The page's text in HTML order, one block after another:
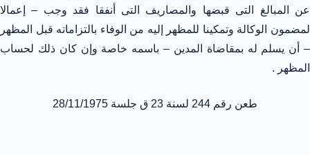
عن المبالغ التى قبضها والمصاريف التى أنفقا فقد وجب – إعمالا
لمضمون الوكالة وتمكينا للمظهر إليه من الوفاء بالتزاماته قبل المظهر
– أن يسلم له بمقاضاة المدين – باسمه خاصة وإن كان ذلك لحساب
المظهر .
طعن رقم 244 لسنة 23 ق جلسة 28/11/1975